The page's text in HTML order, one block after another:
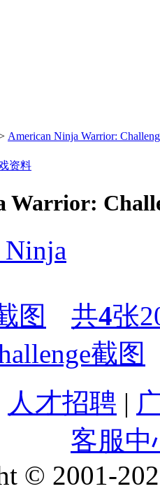
American Ninja Warrior:
资料
Warrior:
共4张
截图
人才招聘 |
客服中
© 2001-